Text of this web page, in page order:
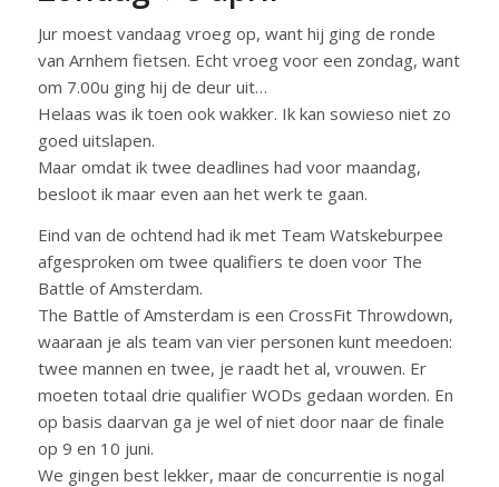
Jur moest vandaag vroeg op, want hij ging de ronde
van Arnhem fietsen. Echt vroeg voor een zondag, want
om 7.00u ging hij de deur uit…
Helaas was ik toen ook wakker. Ik kan sowieso niet zo
goed uitslapen.
Maar omdat ik twee deadlines had voor maandag,
besloot ik maar even aan het werk te gaan.
Eind van de ochtend had ik met Team Watskeburpee
afgesproken om twee qualifiers te doen voor The
Battle of Amsterdam.
The Battle of Amsterdam is een CrossFit Throwdown,
waaraan je als team van vier personen kunt meedoen:
twee mannen en twee, je raadt het al, vrouwen. Er
moeten totaal drie qualifier WODs gedaan worden. En
op basis daarvan ga je wel of niet door naar de finale
op 9 en 10 juni.
We gingen best lekker, maar de concurrentie is nogal